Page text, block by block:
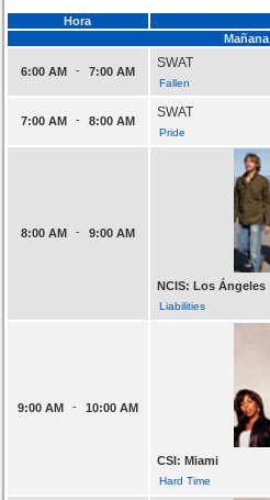
Hora
Mañana
6:00 AM - 7:00 AM
SWAT
Fallen
7:00 AM - 8:00 AM
SWAT
Pride
8:00 AM - 9:00 AM
NCIS: Los Ángeles
Liabilities
9:00 AM - 10:00 AM
CSI: Miami
Hard Time